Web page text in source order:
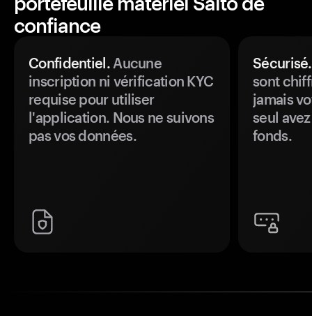
confiance
Confidentiel.Aucune
inscription ni vérification KYC
requise pour utiliser
l'application. Nous ne suivons
pas vos données.
Sécurisé.
sont
jamais
seul
fonds.